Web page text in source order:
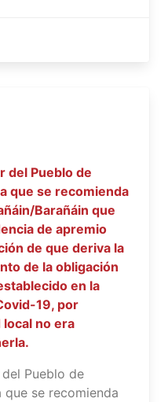
del Pueblo de
que se recomienda
Barañáin que
de apremio
de que deriva la
de la obligación
en la
19, por
no era
Pueblo de
que se recomienda